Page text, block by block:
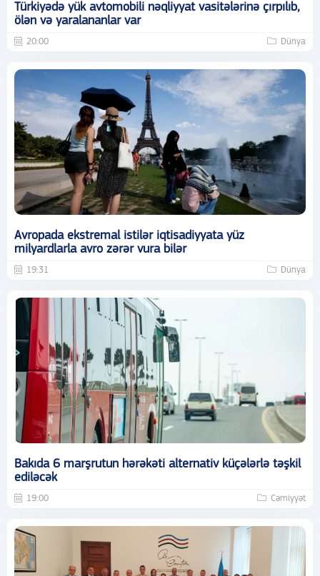
Türkiyədə yük avtomobili nəqliyyat vasitələrinə çırpılıb,
ölən və yaralananlar var
20:00 Dünya
Avropada ekstremal istilər iqtisadiyyata yüz
milyardlarla avro zərər vura bilər
19:31 Dünya
Bakıda 6 marşrutun hərəkəti alternativ küçələrlə təşkil
ediləcək
19:00 Cəmiyyət